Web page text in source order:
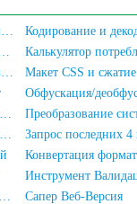
Создание изображения баннера
индекса массы тела
Преобразовать текст в переменную JS
Макет CSS и сжатие
GIF Анимации
Получение информации по удостоверению личности
иконок mdi-font
Сапер Веб-Версия